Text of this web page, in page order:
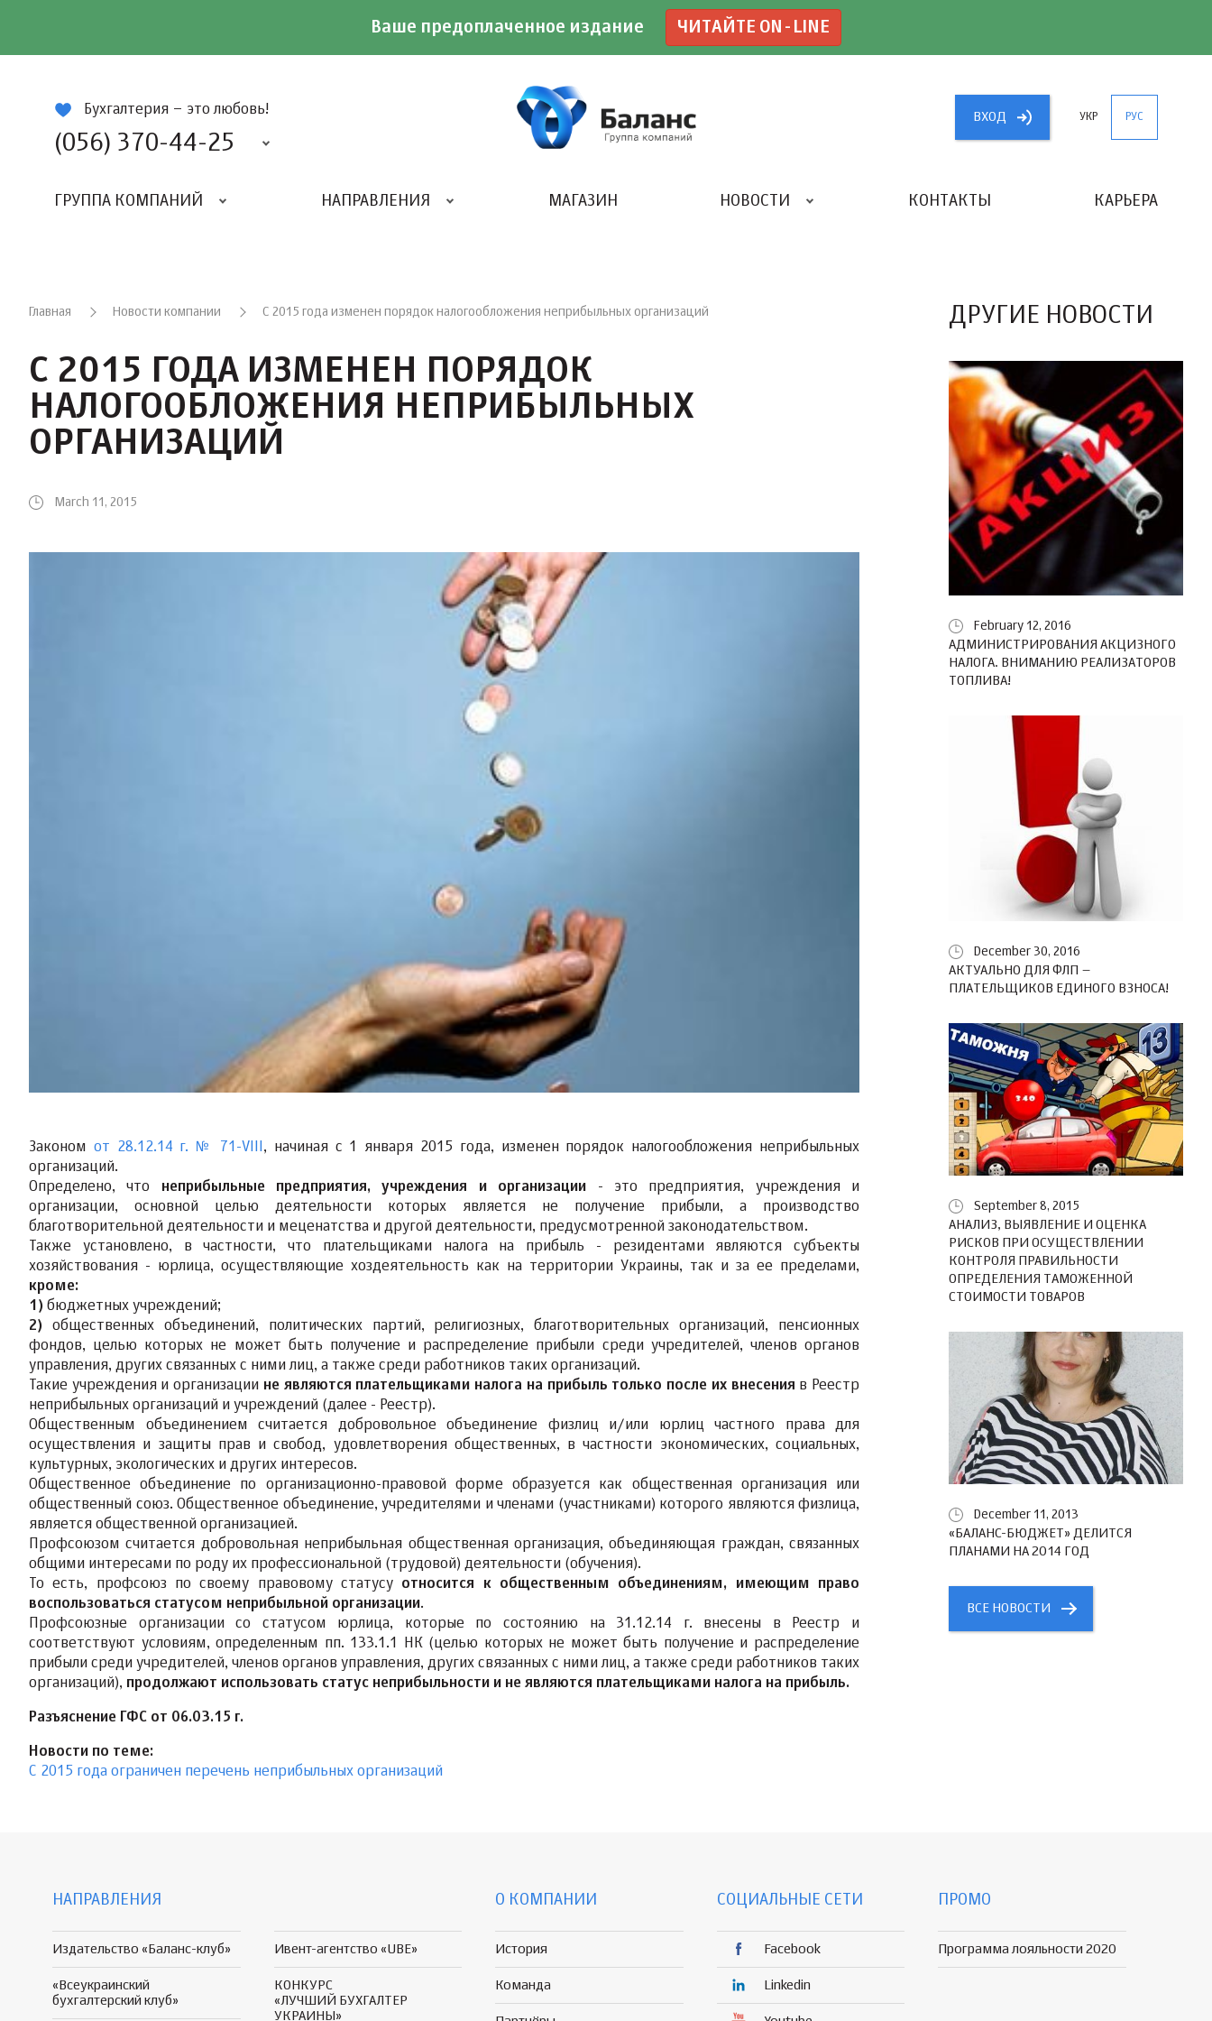
Ваше предоплаченное издание ЧИТАЙТЕ ON-LINE
Бухгалтерия – это любовь!
(056) 370-44-25
ВХОД УКР РУС
ГРУППА КОМПАНИЙ НАПРАВЛЕНИЯ МАГАЗИН НОВОСТИ КОНТАКТЫ КАРЬЕРА
Главная Новости компании С 2015 года изменен порядок налогообложения неприбыльных организаций
С 2015 ГОДА ИЗМЕНЕН ПОРЯДОК
НАЛОГООБЛОЖЕНИЯ НЕПРИБЫЛЬНЫХ
ОРГАНИЗАЦИЙ
March 11, 2015
Законом от 28.12.14 г. № 71-VIII , начиная с 1 января 2015 года, изменен порядок налогообложения неприбыльных
организаций.
Определено, что неприбыльные предприятия, учреждения и организации - это предприятия, учреждения и
организации, основной целью деятельности которых является не получение прибыли, а производство
благотворительной деятельности и меценатства и другой деятельности, предусмотренной законодательством.
Также установлено, в частности, что плательщиками налога на прибыль - резидентами являются субъекты
хозяйствования - юрлица, осуществляющие хоздеятельность как на территории Украины, так и за ее пределами,
кроме:
1) бюджетных учреждений;
2) общественных объединений, политических партий, религиозных, благотворительных организаций, пенсионных
фондов, целью которых не может быть получение и распределение прибыли среди учредителей, членов органов
управления, других связанных с ними лиц, а также среди работников таких организаций.
Такие учреждения и организации не являются плательщиками налога на прибыль только после их внесения в Реестр
неприбыльных организаций и учреждений (далее - Реестр).
Общественным объединением считается добровольное объединение физлиц и/или юрлиц частного права для
осуществления и защиты прав и свобод, удовлетворения общественных, в частности экономических, социальных,
культурных, экологических и других интересов.
Общественное объединение по организационно-правовой форме образуется как общественная организация или
общественный союз. Общественное объединение, учредителями и членами (участниками) которого являются физлица,
является общественной организацией.
Профсоюзом считается добровольная неприбыльная общественная организация, объединяющая граждан, связанных
общими интересами по роду их профессиональной (трудовой) деятельности (обучения).
То есть, профсоюз по своему правовому статусу относится к общественным объединениям, имеющим право
воспользоваться статусом неприбыльной организации.
Профсоюзные организации со статусом юрлица, которые по состоянию на 31.12.14 г. внесены в Реестр и
соответствуют условиям, определенным пп. 133.1.1 НК (целью которых не может быть получение и распределение
прибыли среди учредителей, членов органов управления, других связанных с ними лиц, а также среди работников таких
организаций), продолжают использовать статус неприбыльности и не являются плательщиками налога на прибыль.
Разъяснение ГФС от 06.03.15 г.
Новости по теме:
С 2015 года ограничен перечень неприбыльных организаций
ДРУГИЕ НОВОСТИ
February 12, 2016
АДМИНИСТРИРОВАНИЯ АКЦИЗНОГО
НАЛОГА. ВНИМАНИЮ РЕАЛИЗАТОРОВ
ТОПЛИВА!
December 30, 2016
АКТУАЛЬНО ДЛЯ ФЛП –
ПЛАТЕЛЬЩИКОВ ЕДИНОГО ВЗНОСА!
September 8, 2015
АНАЛИЗ, ВЫЯВЛЕНИЕ И ОЦЕНКА
РИСКОВ ПРИ ОСУЩЕСТВЛЕНИИ
КОНТРОЛЯ ПРАВИЛЬНОСТИ
ОПРЕДЕЛЕНИЯ ТАМОЖЕННОЙ
СТОИМОСТИ ТОВАРОВ
December 11, 2013
«БАЛАНС-БЮДЖЕТ» ДЕЛИТСЯ
ПЛАНАМИ НА 2014 ГОД
ВСЕ НОВОСТИ
НАПРАВЛЕНИЯ
Издательство «Баланс-клуб»
«Всеукраинский
бухгалтерский клуб»
Ивент-агентство «UBE»
КОНКУРС
«ЛУЧШИЙ БУХГАЛТЕР
УКРАИНЫ»
О КОМПАНИИ
История
Команда
СОЦИАЛЬНЫЕ СЕТИ
Facebook
Linkedin
ПРОМО
Программа лояльности 2020